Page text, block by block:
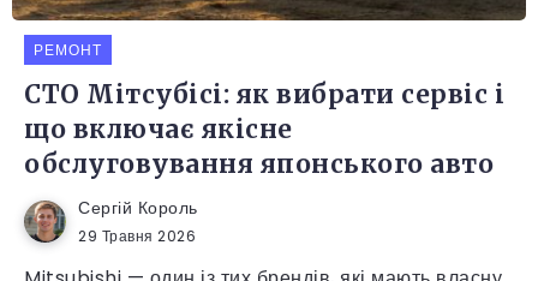
РЕМОНТ
СТО Мітсубісі: як вибрати сервіс і
що включає якісне
обслуговування японського авто
Сергій Король
29 Травня 2026